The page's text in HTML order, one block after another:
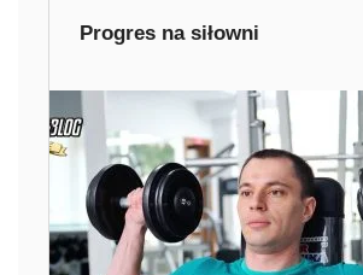
Progres na siłowni